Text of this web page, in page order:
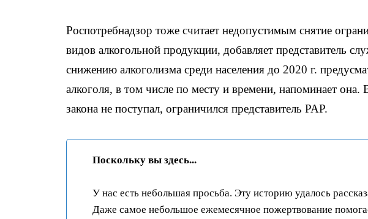
Роспотребнадзор тоже считает недопустимым снятие
видов алкогольной продукции, добавляет представитель
снижению алкоголизма среди населения до 2020 г.
алкоголя, в том числе по месту и времени, напоминает
закона не поступал, ограничился представитель РАР.
Поскольку вы здесь...
У нас есть небольшая просьба. Эту историю удалось
Даже самое небольшое ежемесячное пожертвование